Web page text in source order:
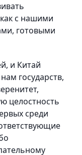
с нашими
готовыми
и Китай
государств,
целостность
среди